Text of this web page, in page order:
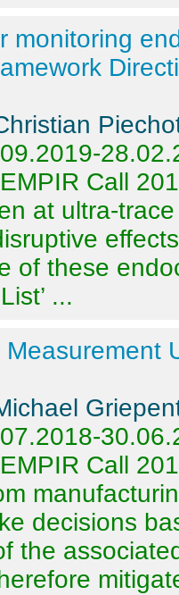
monitoring
Call
at ultra-
of these
...
Measurement
Call
decisions
the